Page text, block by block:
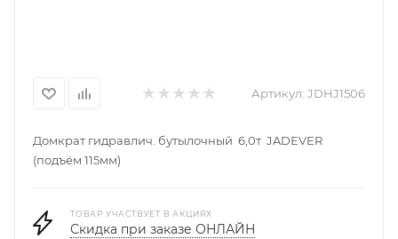
Артикул: JDHJ1506
Домкрат гидравлич. бутылочный 6,0т JADEVER
(подъём 115мм)
ТОВАР УЧАСТВУЕТ В АКЦИЯХ
Скидка при заказе ОНЛАЙН